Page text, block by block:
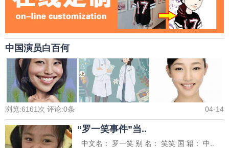
中国演员白百何
浏览:6161 次 评论:0条 04-14
“罗一笑事件”当..
中文名： 罗一笑 别 名： 笑笑 国 籍： 中..